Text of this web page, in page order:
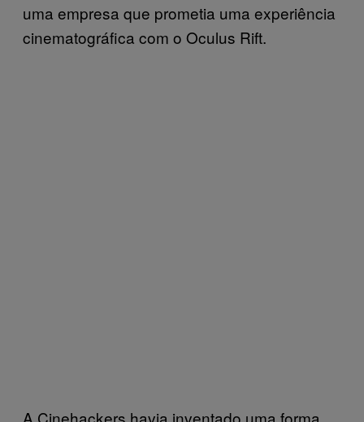
uma empresa que prometia uma experiência
cinematográfica com o Oculus Rift.
A Cinehackers havia inventado uma forma